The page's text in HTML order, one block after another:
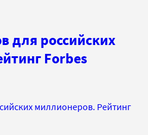
для российских
Forbes
миллионеров. Рейтинг